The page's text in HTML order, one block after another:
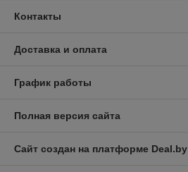
Контакты
Доставка и оплата
График работы
Полная версия сайта
Сайт создан на платформе Deal.by